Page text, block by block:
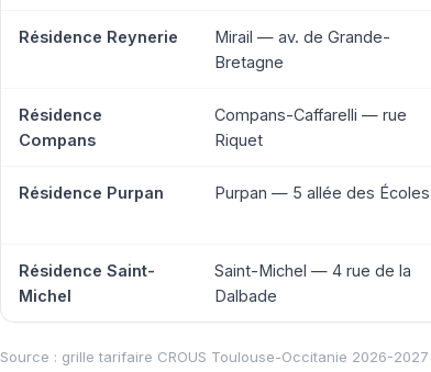
Résidence Reynerie
Mirail — av. de Grande-
Bretagne
Résidence
Compans
Compans-Caffarelli — rue
Riquet
Résidence Purpan Purpan — 5 allée des Écoles
Résidence Saint-
Michel
Saint-Michel — 4 rue de la
Dalbade
Source : grille tarifaire CROUS Toulouse-Occitanie 2026-